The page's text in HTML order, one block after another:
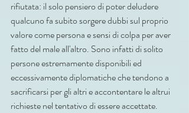
rifiutata: il solo pensiero di poter deludere
qualcuno fa subito sorgere dubbi sul proprio
valore come persona e sensi di colpa per aver
fatto del male all'altro. Sono infatti di solito
persone estremamente disponibili ed
eccessivamente diplomatiche che tendono a
sacrificarsi per gli altri e accontentare le altrui
richieste nel tentativo di essere accettate.